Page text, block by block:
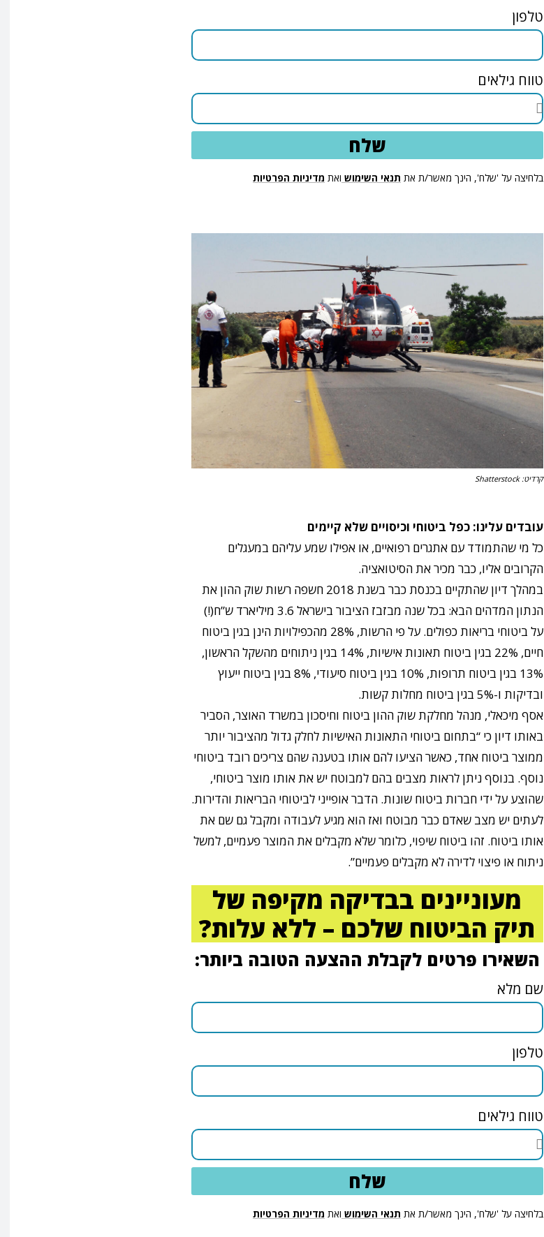
טלפון
טווח גילאים
שלח
בלחיצה על 'שלח', הינך מאשר/ת את תנאי השימוש ואת מדיניות הפרטיות
קרדיט: Shatterstock
עובדים עלינו: כפל ביטוחי וכיסויים שלא קיימים
כל מי שהתמודד עם אתגרים רפואיים, או אפילו שמע עליהם במעגלים
הקרובים אליו, כבר מכיר את הסיטואציה.
במהלך דיון שהתקיים בכנסת כבר בשנת 2018 חשפה רשות שוק ההון את
הנתון המדהים הבא: בכל שנה מבזבז הציבור בישראל 3.6 מיליארד ש”ח(!)
על ביטוחי בריאות כפולים. על פי הרשות, 28% מהכפילויות הינן בגין ביטוח
חיים, 22% בגין ביטוח תאונות אישיות, 14% בגין ניתוחים מהשקל הראשון,
13% בגין ביטוח תרופות, 10% בגין ביטוח סיעודי, 8% בגין ביטוח ייעוץ
ובדיקות ו-5% בגין ביטוח מחלות קשות.
אסף מיכאלי, מנהל מחלקת שוק ההון ביטוח וחיסכון במשרד האוצר, הסביר
באותו דיון כי “בתחום ביטוחי התאונות האישיות לחלק גדול מהציבור יותר
ממוצר ביטוח אחד, כאשר הציעו להם אותו בטענה שהם צריכים רובד ביטוחי
נוסף. בנוסף ניתן לראות מצבים בהם למבוטח יש את אותו מוצר ביטוחי,
שהוצע על ידי חברות ביטוח שונות. הדבר אופייני לביטוחי הבריאות והדירות.
לעתים יש מצב שאדם כבר מבוטח ואז הוא מגיע לעבודה ומקבל גם שם את
אותו ביטוח. זהו ביטוח שיפוי, כלומר שלא מקבלים את המוצר פעמיים, למשל
ניתוח או פיצוי לדירה לא מקבלים פעמיים”.
מעוניינים בבדיקה מקיפה של
תיק הביטוח שלכם – ללא עלות?
השאירו פרטים לקבלת ההצעה הטובה ביותר:
שם מלא
טלפון
טווח גילאים
שלח
בלחיצה על 'שלח', הינך מאשר/ת את תנאי השימוש ואת מדיניות הפרטיות